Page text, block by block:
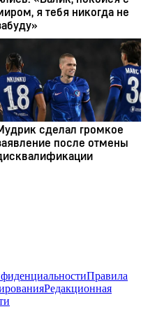
Правила
Редакционная